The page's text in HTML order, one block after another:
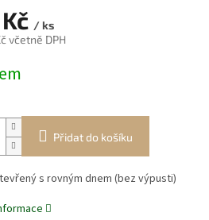
/ ks
včetně DPH
Přidat do košíku
s rovným dnem (bez výpusti)